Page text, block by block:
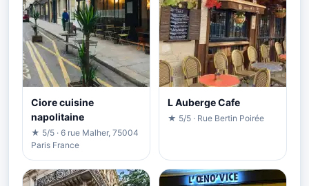
Ciore cuisine
napolitaine
★ 5/5 · 6 rue Malher, 75004
Paris France
L Auberge Cafe
★ 5/5 · Rue Bertin Poirée